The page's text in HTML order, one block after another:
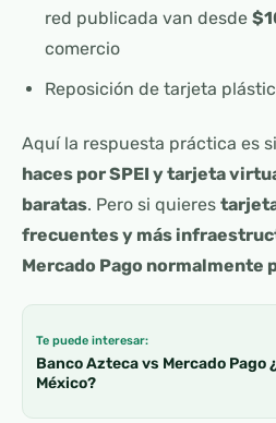
red publicada van desde
comercio
Reposición de tarjeta
Aquí la respuesta práctica es
haces por SPEI y tarjeta
baratas. Pero si quieres
frecuentes y más
Mercado Pago normalmente
Te puede interesar:
Banco Azteca vs Mercado Pago
México?